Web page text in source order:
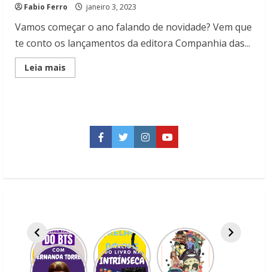
Fabio Ferro janeiro 3, 2023
Vamos começar o ano falando de novidade? Vem que
te conto os lançamentos da editora Companhia das...
Leia mais
more
janeiro
CompanhiaFacebook
TwitterInstagramYouTube